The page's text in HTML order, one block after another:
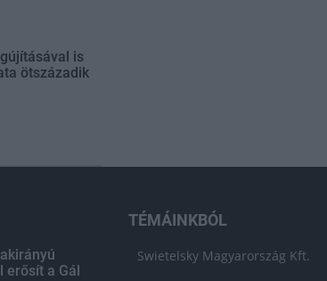
is
ötszázadik
erősít a Gál
TÉMÁINKBÓL
Swietelsky Magyarország Kft.